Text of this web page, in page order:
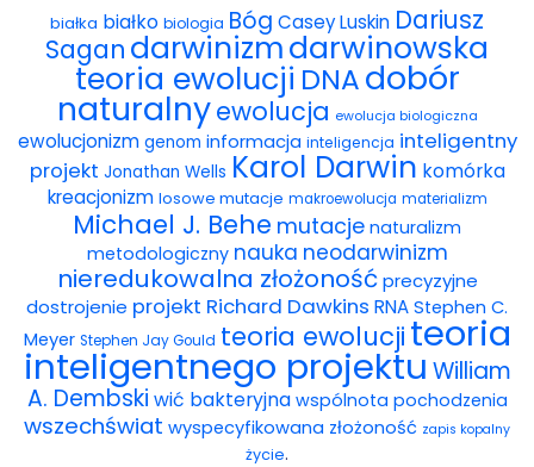
białka białko biologia Bóg Casey Luskin Dariusz
Sagan darwinizmdarwinowska
teoria ewolucji DNAdobór
naturalnyewolucja ewolucja biologiczna
ewolucjonizm genom informacja inteligencja inteligentny
projekt Jonathan Wells Karol Darwin komórka
kreacjonizm losowe mutacje makroewolucja materializm
Michael J. Behe mutacje naturalizm
metodologiczny nauka neodarwinizm
nieredukowalna złożoność precyzyjne
dostrojenie projekt Richard Dawkins RNA Stephen C.
Meyer Stephen Jay Gould teoria ewolucji teoria
inteligentnego projektu William
A. Dembski wić bakteryjna wspólnota pochodzenia
wszechświat wyspecyfikowana złożoność zapis kopalny
życie.